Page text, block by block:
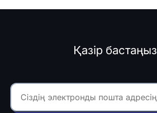
Қазір бастаңыз